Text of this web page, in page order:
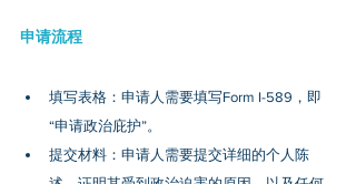
申请流程
填写表格：申请人需要填写Form I-589，即
“申请政治庇护”。
提交材料：申请人需要提交详细的个人陈